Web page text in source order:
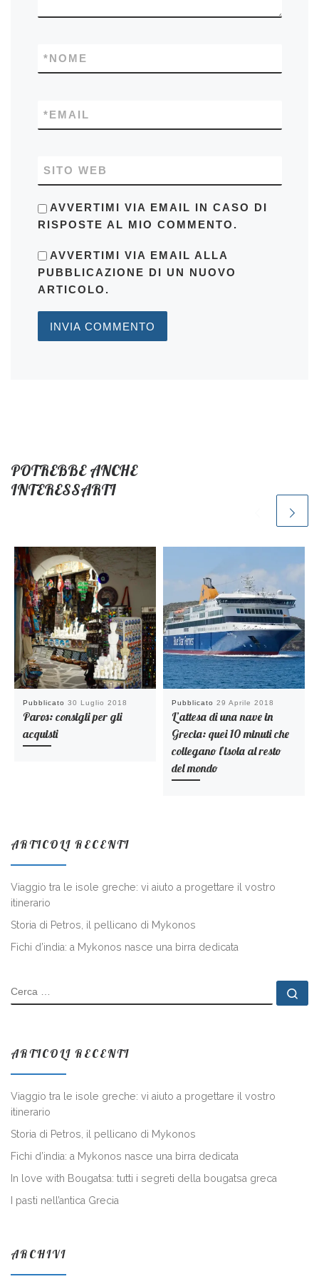
NOME
*
EMAIL
*
SITO WEB
AVVERTIMI VIA EMAIL IN CASO DI
RISPOSTE AL MIO COMMENTO.
AVVERTIMI VIA EMAIL ALLA
PUBBLICAZIONE DI UN NUOVO
ARTICOLO.
POTREBBE ANCHE
INTERESSARTI
Pubblicato 30 Luglio 2018
Paros: consigli per gli
acquisti
Pubblicato 29 Aprile 2018
L’attesa di una nave in
Grecia: quei 10 minuti che
collegano l’isola al resto
del mondo
ARTICOLI RECENTI
Viaggio tra le isole greche: vi aiuto a progettare il vostro
itinerario
Storia di Petros, il pellicano di Mykonos
Fichi d’india: a Mykonos nasce una birra dedicata
CERCA
ARTICOLI RECENTI
Viaggio tra le isole greche: vi aiuto a progettare il vostro
itinerario
Storia di Petros, il pellicano di Mykonos
Fichi d’india: a Mykonos nasce una birra dedicata
In love with Bougatsa: tutti i segreti della bougatsa greca
I pasti nell’antica Grecia
ARCHIVI